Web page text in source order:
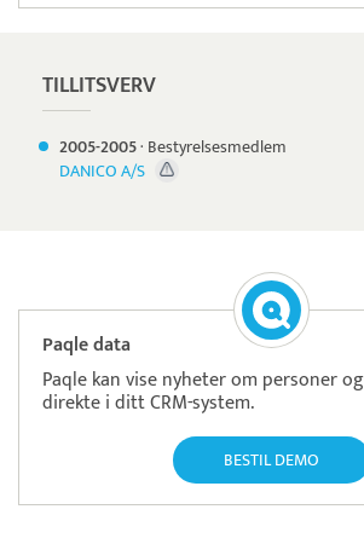
TILLITSVERV
2005-2005· Bestyrelsesmedlem
DANICO A/S
Paqle data
Paqle kan vise nyheter om personer
direkte i ditt CRM-system.
BESTIL DEMO